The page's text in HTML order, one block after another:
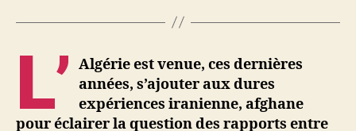
L’ Algérie est venue, ces dernières
années, s’ajouter aux dures
expériences iranienne, afghane
pour éclairer la question des rapports entre